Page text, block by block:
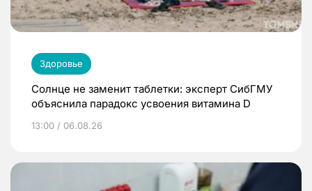
Здоровье
Солнце не заменит таблетки: эксперт СибГМУ
объяснила парадокс усвоения витамина D
13:00 / 06.08.26